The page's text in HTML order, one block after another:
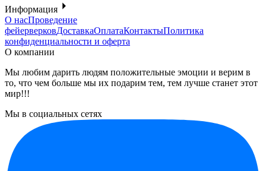
Информация
О насПроведение
фейерверковДоставкаОплатаКонтактыПолитика
конфиденциальности и оферта
О компании
Мы любим дарить людям положительные эмоции и верим в
то, что чем больше мы их подарим тем, тем лучше станет этот
мир!!!
Мы в социальных сетях